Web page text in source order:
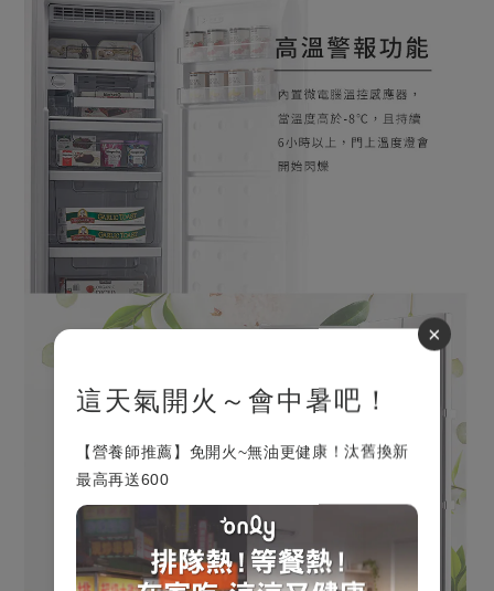
×
這天氣開火～會中暑吧！
【營養師推薦】免開火~無油更健康！汰舊換新
最高再送600